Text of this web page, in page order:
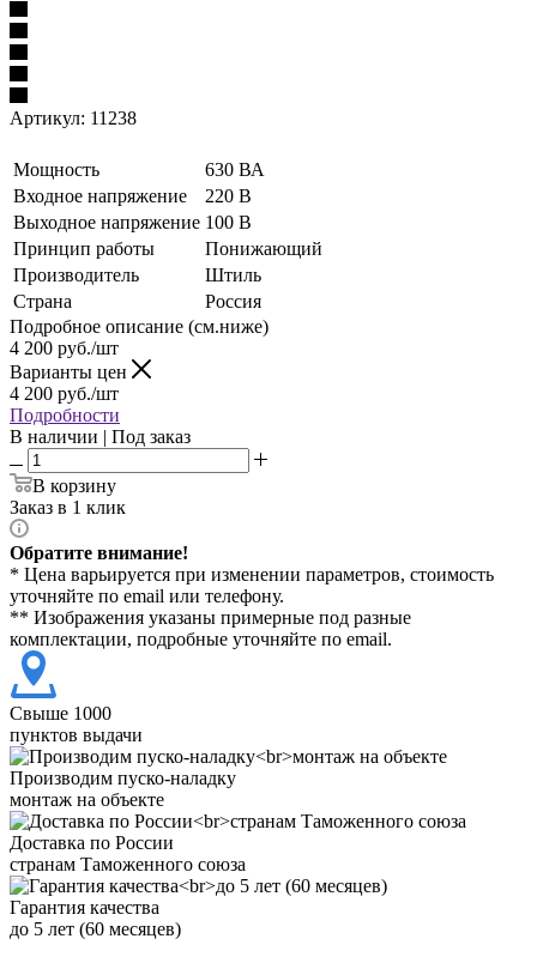
Артикул: 11238
Мощность
630 ВА
Входное напряжение
220 В
Выходное напряжение 100 В
Принцип работы
Понижающий
Производитель
Штиль
Страна
Россия
Подробное описание (см.ниже)
4 200 руб./шт
Варианты цен
4 200 руб./шт
Подробности
В наличии | Под заказ
В корзину
Заказ в 1 клик
Обратите внимание!
* Цена варьируется при изменении параметров, стоимость
уточняйте по email или телефону.
** Изображения указаны примерные под разные
комплектации, подробные уточняйте по email.
Свыше 1000
пунктов выдачи
Производим пуско-наладку
монтаж на объекте
Доставка по России
странам Таможенного союза
Гарантия качества
до 5 лет (60 месяцев)